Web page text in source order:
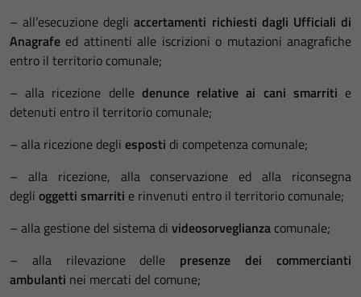
– all’esecuzione degliaccertamenti richiesti dagli Ufficiali di
Anagrafe ed attinenti alle iscrizioni o mutazioni anagrafiche
entro il territorio comunale;
– alla ricezione delle denunce relative ai cani smarriti e
detenuti entro il territorio comunale;
– alla ricezione degli esposti di competenza comunale;
– alla ricezione, alla conservazione ed alla riconsegna
degli oggetti smarriti e rinvenuti entro il territorio comunale;
– alla gestione del sistema di videosorveglianza comunale;
– alla rilevazione delle presenze dei commercianti
ambulanti nei mercati del comune;